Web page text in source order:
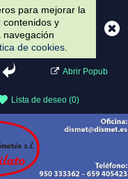
para mejorar la
contenidos y
navegación
de cookies
Abrir Popub
Lista de deseo (0)